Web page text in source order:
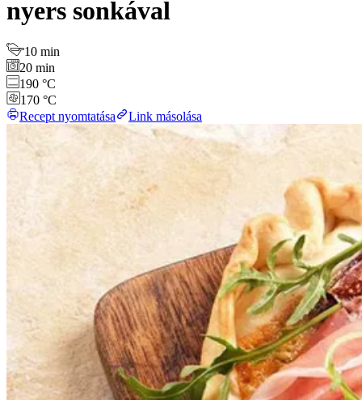
nyers sonkával
10 min
20 min
190 °C
170 °C
Recept nyomtatása
Link másolása